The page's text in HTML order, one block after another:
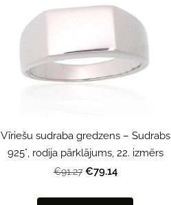
Vīriešu sudraba gredzens – Sudrabs
925°, rodija pārklājums, 22. izmērs
€91.27 €79.14